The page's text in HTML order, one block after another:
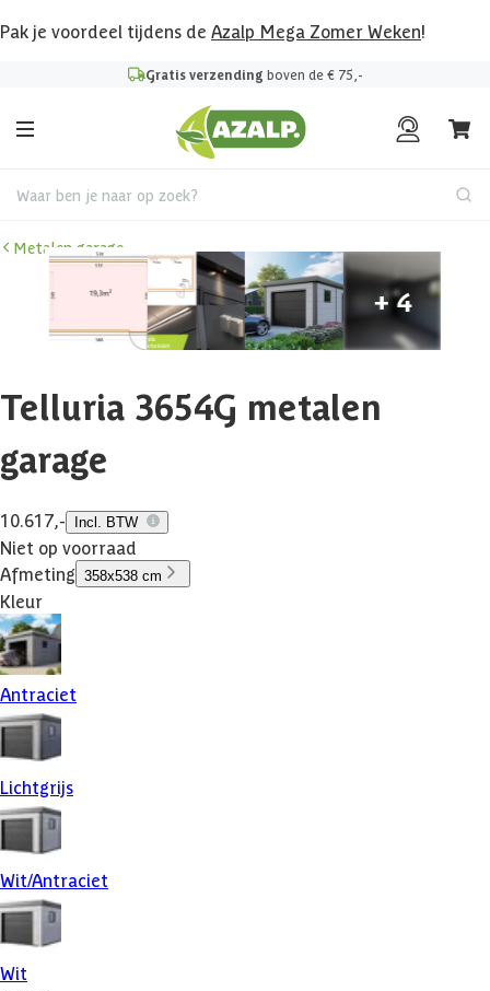
Pak je voordeel tijdens de Azalp Mega Zomer Weken!
Gratis verzending boven de € 75,-
Waar ben je naar op zoek?
Metalen garage
Telluria 3654G metalen
garage
10.617,- Incl. BTW
Niet op voorraad
Afmeting 358x538 cm
Kleur
Antraciet
Lichtgrijs
Wit/Antraciet
Wit